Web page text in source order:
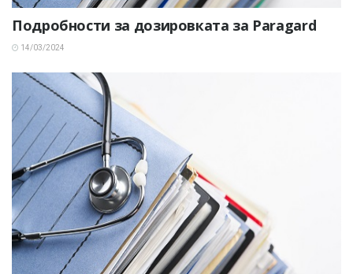
Подробности за дозировката за Paragard
14/03/2024